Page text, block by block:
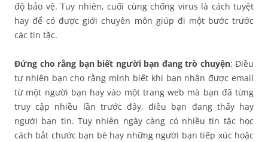
độ bảo vệ. Tuy nhiên, cuối cùng chống virus là cách tuyệt
hay để có được giới chuyên môn giúp đi một bước trước
các tin tặc.
Đứng cho rằng bạn biết người bạn đang trò chuyện: Điều
tự nhiên bạn cho rằng mình biết khi bạn nhận được email
từ một người bạn hay vào một trang web mà bạn đã từng
truy cập nhiều lần trước đây, điều bạn đang thấy hay
người bạn tin. Tuy nhiên ngày càng có nhiều tin tặc học
cách bắt chước bạn bè hay những người bạn tiếp xúc hoặc